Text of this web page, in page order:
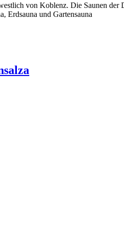
von Koblenz. Die Saunen der
Erdsauna und Gartensauna